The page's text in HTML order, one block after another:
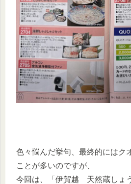
色々悩んだ挙句、最終的にはク
ことが多いのですが、
今回は、「伊賀越 天然蔵しょ